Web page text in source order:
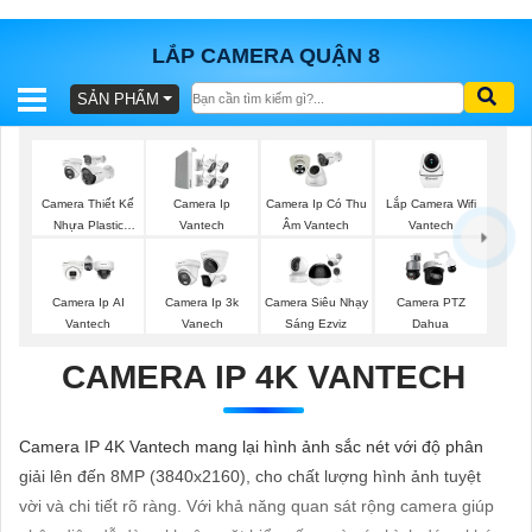
LẮP CAMERA QUẬN 8
BÁO
TRỌN
GÓI
SẢN
TƯ
VẤN
LẮP
SẢN PHẨM
Camera Thiết Kế
Nhựa Plastic
Camera Ip
Vantech
Camera Ip Có Thu
Âm Vantech
Lắp Camera Wifi
Vantech
Camera Ip AI
Vantech
Camera Ip 3k
Vanech
Camera Siêu Nhạy
Sáng Ezviz
Camera PTZ
Dahua
CAMERA IP 4K VANTECH
Camera IP 4K Vantech mang lại hình ảnh sắc nét với độ phân
giải lên đến 8MP (3840x2160), cho chất lượng hình ảnh tuyệt
vời và chi tiết rõ ràng. Với khả năng quan sát rộng camera giúp